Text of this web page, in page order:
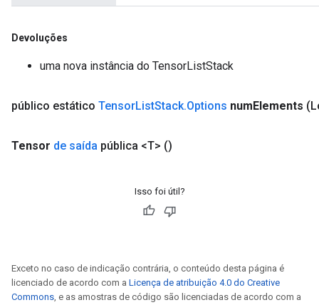
Devoluções
uma nova instância do TensorListStack
público estático TensorListStack.Options numElements
Tensor de saída pública <T> ()
Isso foi útil?
Exceto no caso de indicação contrária, o conteúdo desta página é
licenciado de acordo com a Licença de atribuição 4.0 do Creative
Commons, e as amostras de código são licenciadas de acordo com a